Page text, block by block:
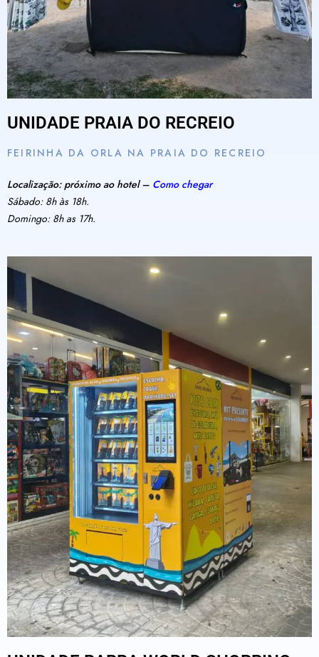
UNIDADE PRAIA DO RECREIO
FEIRINHA DA ORLA NA PRAIA DO RECREIO
Localização: próximo ao hotel – Como chegar
Sábado: 8h às 18h.
Domingo: 8h as 17h.